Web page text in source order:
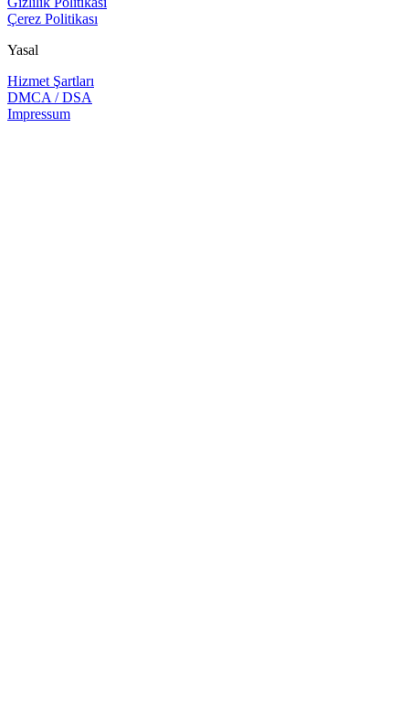
Çerez Politikası
Yasal
Hizmet Şartları
DMCA / DSA
Impressum